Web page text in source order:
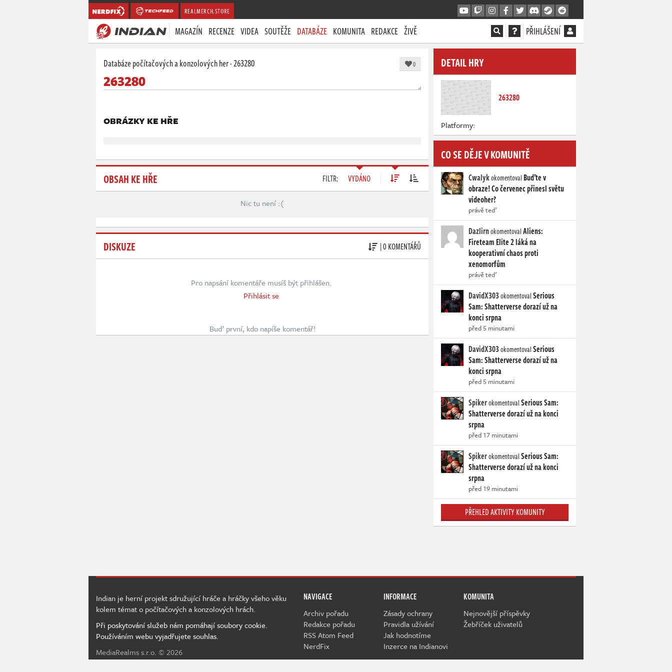
REALMERCH.STORE
MAGAZÍN RECENZE VIDEA SOUTĚŽE DATABÁZE KOMUNITA REDAKCE ŽIVĚ PŘIHLÁŠENÍ
Databáze počítačových a konzolových her·263280 0
263280
OBRÁZKY KE HŘE
OBSAH KE HŘE FILTR: VYDÁNO
Nic tu není :(
DISKUZE | 0 KOMENTÁŘŮ
Pro napsání komentáře musíš být přihlášen.
Přihlásit se
Buď první, kdo napíše komentář!
DETAIL HRY
263280
Platformy:
CO SE DĚJE V KOMUNITĚ
Cwalykokomentoval Buďte v
obraze! Co červenec přinesl světu
videoher?
právě teď
DazlirnokomentovalAliens:
Fireteam Elite 2 láká na
kooperativní chaos proti
xenomorfům
právě teď
DavidX303okomentovalSerious
Sam: Shatterverse dorazí už na
konci srpna
před 5 minutami
DavidX303okomentovalSerious
Sam: Shatterverse dorazí už na
konci srpna
před 5 minutami
SpikerokomentovalSerious Sam:
Shatterverse dorazí už na konci
srpna
před 17 minutami
SpikerokomentovalSerious Sam:
Shatterverse dorazí už na konci
srpna
před 19 minutami
PŘEHLED AKTIVITY KOMUNITY
NAVIGACE
Archiv pořadu
Redakce pořadu
RSS Atom Feed
NerdFix
INFORMACE
Zásady ochrany
Pravidla užívání
Jak hodnotíme
Inzerce na Indianovi
KOMUNITA
Nejnovější příspěvky
Žebříček uživatelů
Indian je herní projekt sdružující hráče a hráčky všeho věku
kolem témat o počítačových a konzolových hrách.
Při poskytování služeb nám pomáhají soubory cookie.
Používáním webu vyjadřujete souhlas.
MediaRealms s.r.o. © 2026